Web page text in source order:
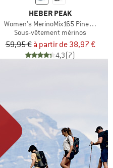
HEBER PEAK
Women's MerinoMix165
Sous-vêtement mérinos
59,95 € à partir de 38,97 €
4,3(7)